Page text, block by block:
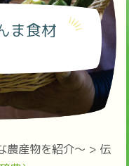
ま食材
農産物を紹介～ > 伝